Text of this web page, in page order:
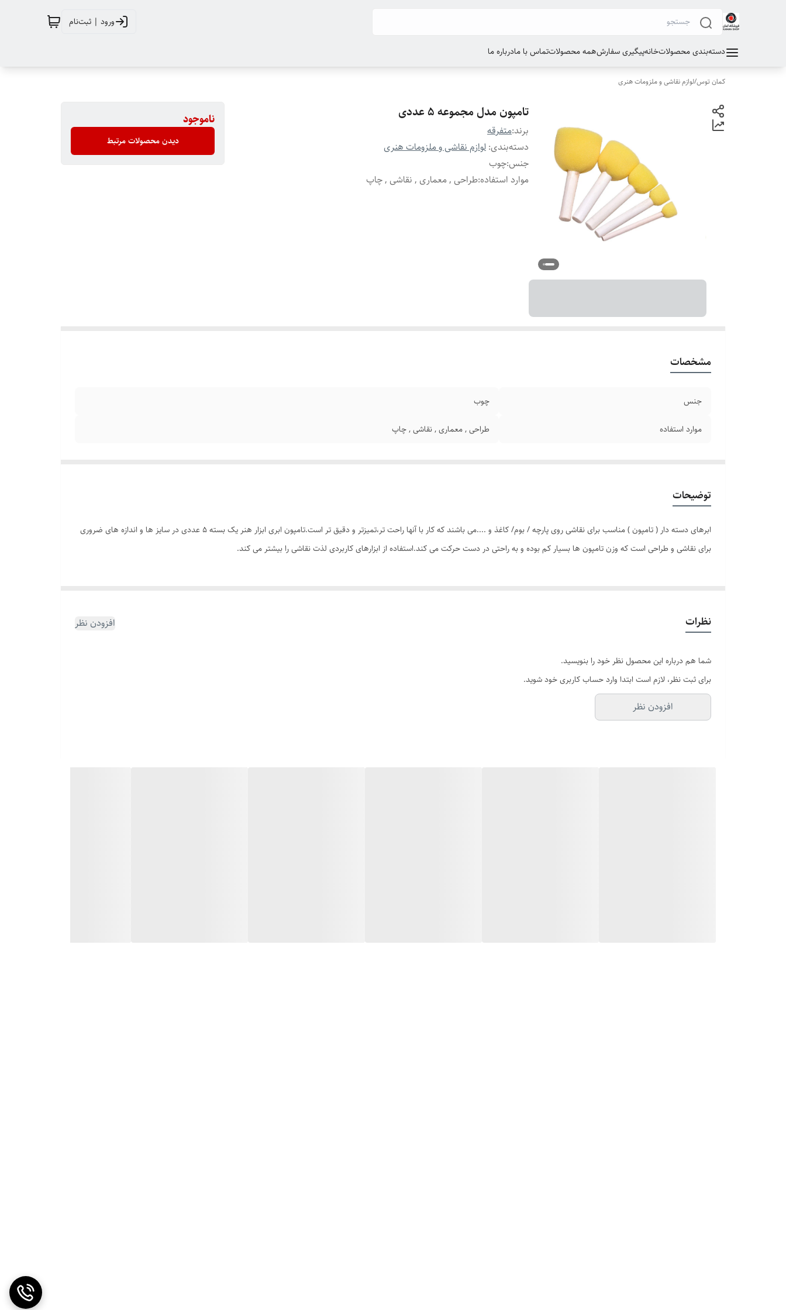
ورود | ثبت‌نام
دسته‌بندی محصولاتخانهپیگیری سفارشهمه محصولاتتماس با مادرباره ما
کمان توس/لوازم نقاشی و ملزومات هنری
تامپون مدل مجموعه 5 عددی
برند:متفرقه
دسته‌بندی: لوازم نقاشی و ملزومات هنری
جنس:چوب
موارد استفاده:طراحی , معماری , نقاشی , چاپ
ناموجود
دیدن محصولات مرتبط
مشخصات
جنس چوب
موارد استفاده طراحی , معماری , نقاشی , چاپ
توضیحات
ابرهای دسته دار ( تامپون ) مناسب برای نقاشی روی پارچه / بوم/ کاغذ و ....می باشند که کار با آنها راحت تر،تمیزتر و دقیق تر است.تامپون ابری ابزار هنر یک بسته 5 عددی در سایز ها و اندازه های ضروری
برای نقاشی و طراحی است که وزن تامپون ها بسیار کم بوده و به راحتی در دست حرکت می کند.استفاده از ابزارهای کاربردی لذت نقاشی را بیشتر می کند.
نظرات افزودن نظر
شما هم درباره این محصول نظر خود را بنویسید.
برای ثبت نظر، لازم است ابتدا وارد حساب کاربری خود شوید.
افزودن نظر